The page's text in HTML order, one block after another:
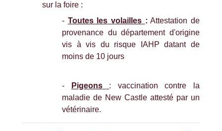
sur la foire :
- Toutes les volailles : Attestation de
provenance du département d'origine
vis à vis du risque IAHP datant de
moins de 10 jours
- Pigeons
: vaccination contre la
maladie de New Castle attesté par un
vétérinaire.